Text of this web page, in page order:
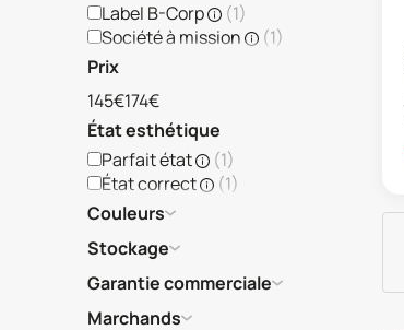
Label B-Corp
(1)
Société à mission
(1)
Prix
145€174€
État esthétique
Parfait état
(1)
État correct
(1)
Couleurs
Stockage
Garantie commerciale
Marchands